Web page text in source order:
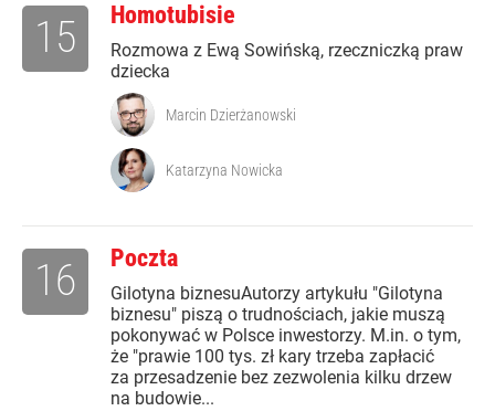
Homotubisie
Rozmowa z Ewą Sowińską, rzeczniczką praw
dziecka
15
Marcin Dzierżanowski
Katarzyna Nowicka
Poczta
Gilotyna biznesuAutorzy artykułu "Gilotyna
biznesu" piszą o trudnościach, jakie muszą
pokonywać w Polsce inwestorzy. M.in. o tym,
że "prawie 100 tys. zł kary trzeba zapłacić
za przesadzenie bez zezwolenia kilku drzew
na budowie...
16